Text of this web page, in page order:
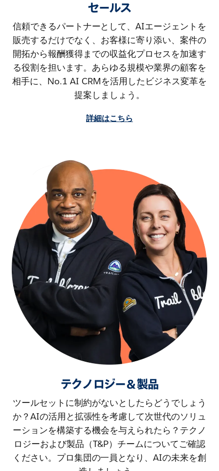
セールス
信頼できるパートナーとして、AIエージェントを
販売するだけでなく、お客様に寄り添い、案件の
開拓から報酬獲得までの収益化プロセスを加速す
る役割を担います。あらゆる規模や業界の顧客を
相手に、No.1 AI CRMを活用したビジネス変革を
提案しましょう。
詳細はこちら
テクノロジー＆製品
ツールセットに制約がないとしたらどうでしょう
か？AIの活用と拡張性を考慮して次世代のソリュ
ーションを構築する機会を与えられたら？テクノ
ロジーおよび製品（T&P）チームについてご確認
ください。プロ集団の一員となり、AIの未来を創